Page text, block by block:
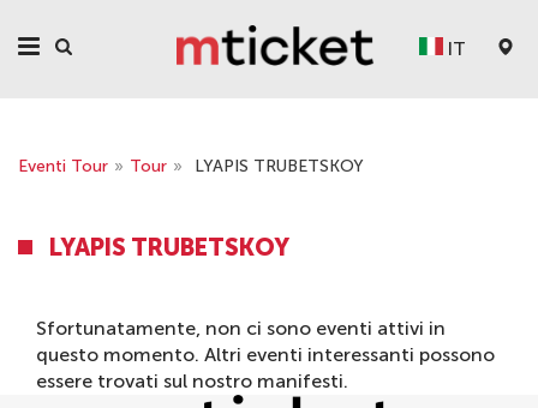
IT
Eventi Tour » Tour » LYAPIS TRUBETSKOY
LYAPIS TRUBETSKOY
Sfortunatamente, non ci sono eventi attivi in ​​
questo momento. Altri eventi interessanti possono
essere trovati sul nostro manifesti.